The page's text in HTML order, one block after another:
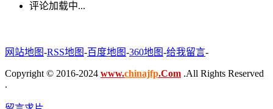
评论加载中...
网站地图-RSS地图-百度地图-360地图-给我留言-
Copyright © 2016-2024 www.chinajfp.Com .All Rights Reserved
.